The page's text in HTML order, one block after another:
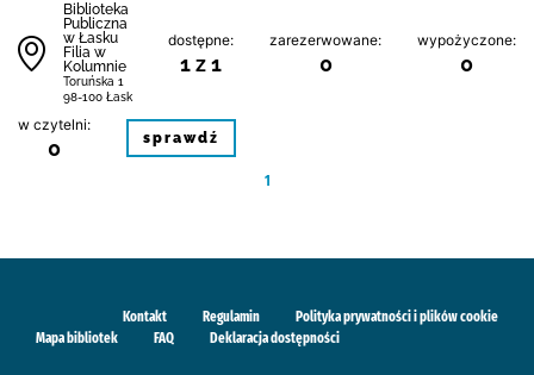
Biblioteka
Publiczna
w Łasku
Filia w
Kolumnie
Toruńska 1
98-100 Łask
dostępne:
1 z 1
zarezerwowane:
0
wypożyczone:
0
w czytelni:
0 sprawdź
1
Kontakt Regulamin
Polityka prywatności i plików cookie
Mapa bibliotek
FAQ Deklaracja dostępności